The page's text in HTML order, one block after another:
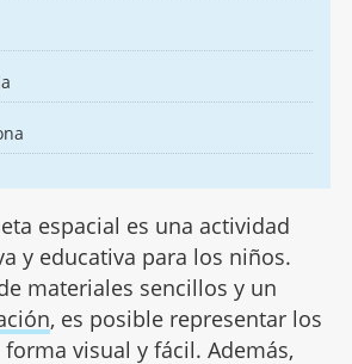
espacial es una actividad
y educativa para los niños.
materiales sencillos y un
, es posible representar los
visual y fácil. Además,